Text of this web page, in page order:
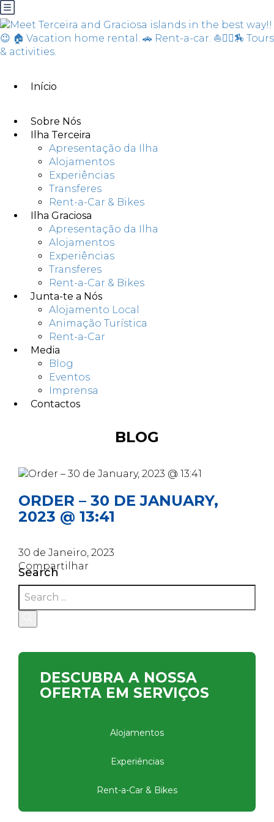
Início
Sobre Nós
Ilha Terceira
Apresentação da Ilha
Alojamentos
Experiências
Transferes
Rent-a-Car & Bikes
Ilha Graciosa
Apresentação da Ilha
Alojamentos
Experiências
Transferes
Rent-a-Car & Bikes
Junta-te a Nós
Alojamento Local
Animação Turística
Rent-a-Car
Media
Blog
Eventos
Imprensa
Contactos
BLOG
ORDER – 30 DE JANUARY,
2023 @ 13:41
30 de Janeiro, 2023
Compartilhar
Search
DESCUBRA A NOSSA
OFERTA EM SERVIÇOS
Alojamentos
Experiências
Rent-a-Car & Bikes